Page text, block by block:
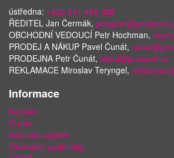
ústředna: +420 241 483 338
ŘEDITEL Jan Čermák,
OBCHODNÍ VEDOUCÍ Petr Hochman,
PRODEJ A NÁKUP Pavel Čunát,
PRODEJNA Petr Čunát, sklad@prosport.cz
REKLAMACE Miroslav Teryngel,
Informace
Kontakt
O nás
Kde nás najdete
Obchodní podmínky